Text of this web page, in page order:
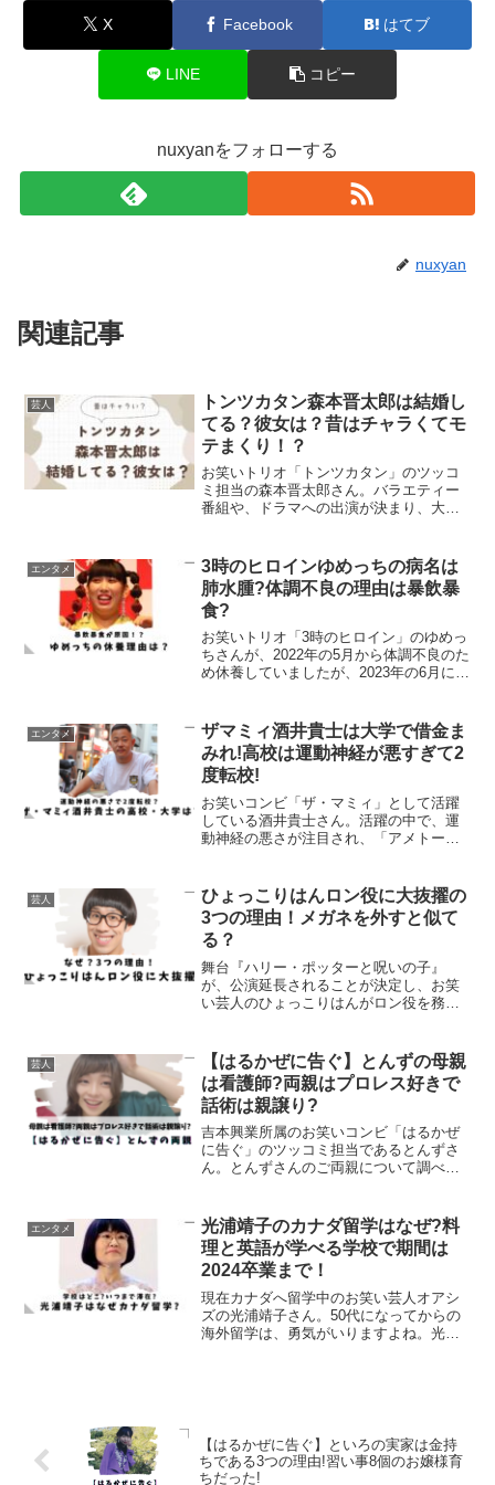
X Facebook はてブ
LINE コピー
nuxyanをフォローする
nuxyan
関連記事
芸人
トンツカタン森本晋太郎は結婚し
てる？彼女は？昔はチャラくてモ
テまくり！？
お笑いトリオ「トンツカタン」のツッコ
ミ担当の森本晋太郎さん。バラエティー
番組や、ドラマへの出演が決まり、大活
調べてみました。
エンタメ
3時のヒロインゆめっちの病名は
肺水腫?体調不良の理由は暴飲暴
食?
お笑いトリオ「3時のヒロイン」のゆめっ
ちさんが、2022年の5月から体調不良のた
め休養していましたが、2023年の6月に回
んだろう」と多くの方が心配していまし
た。休養...
エンタメ
ザマミィ酒井貴士は大学で借金ま
みれ!高校は運動神経が悪すぎて2
度転校!
お笑いコンビ「ザ・マミィ」として活躍
している酒井貴士さん。活躍の中で、運
動神経の悪さが注目され、「アメトー
「運動神経が悪い」ことで影響を受ける
ことが多かったようで・・・運...
芸人
ひょっこりはんロン役に大抜擢の
3つの理由！メガネを外すと似て
る？
舞台『ハリー・ポッターと呪いの子』
が、公演延長されることが決定し、お笑
い芸人のひょっこりはんがロン役を務め
の理由について探りつつまとめてみまし
た。ひょっこりはんがロン役...
芸人
【はるかぜに告ぐ】とんずの母親
は看護師?両親はプロレス好きで
話術は親譲り?
吉本興業所属のお笑いコンビ「はるかぜ
に告ぐ」のツッコミ担当であるとんずさ
ん。とんずさんのご両親について調べて
んず(はるかぜに告ぐ)の父親とんずの
Instagramよりと...
エンタメ
光浦靖子のカナダ留学はなぜ?料
理と英語が学べる学校で期間は
2024卒業まで！
現在カナダへ留学中のお笑い芸人オアシ
ズの光浦靖子さん。50代になってからの
海外留学は、勇気がいりますよね。光浦
【はるかぜに告ぐ】といろの実家は金持
ちである3つの理由!習い事8個のお嬢様育
ちだった!